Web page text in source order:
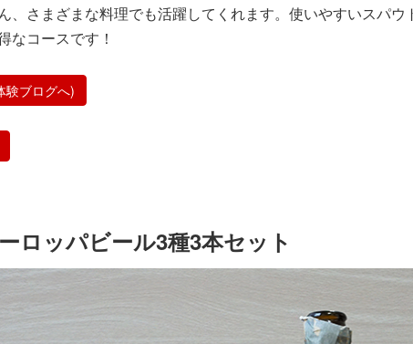
、さまざまな料理でも活躍してくれます。使いやすいスパ
なコースです！
験ブログへ)
ロッパビール3種3本セット